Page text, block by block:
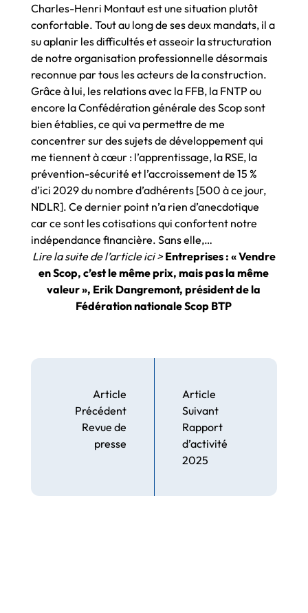
Charles-Henri Montaut est une situation plutôt
confortable. Tout au long de ses deux mandats, il a
su aplanir les difficultés et asseoir la structuration
de notre organisation professionnelle désormais
reconnue par tous les acteurs de la construction.
Grâce à lui, les relations avec la FFB, la FNTP ou
encore la Confédération générale des Scop sont
bien établies, ce qui va permettre de me
concentrer sur des sujets de développement qui
me tiennent à cœur : l’apprentissage, la RSE, la
prévention-sécurité et l’accroissement de 15 %
d’ici 2029 du nombre d’adhérents [500 à ce jour,
NDLR]. Ce dernier point n’a rien d’anecdotique
car ce sont les cotisations qui confortent notre
indépendance financière. Sans elle,…
Lire la suite de l’article ici > Entreprises : « Vendre
en Scop, c’est le même prix, mais pas la même
valeur », Erik Dangremont, président de la
Fédération nationale Scop BTP
Article
Précédent
Revue de
presse
Article
Suivant
Rapport
d’activité
2025